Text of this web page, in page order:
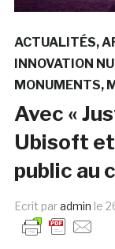
ACTUALITÉS
INNOVATION
MONUMENTS
Avec «
Ubisoft
public au
Ecrit paradmin le